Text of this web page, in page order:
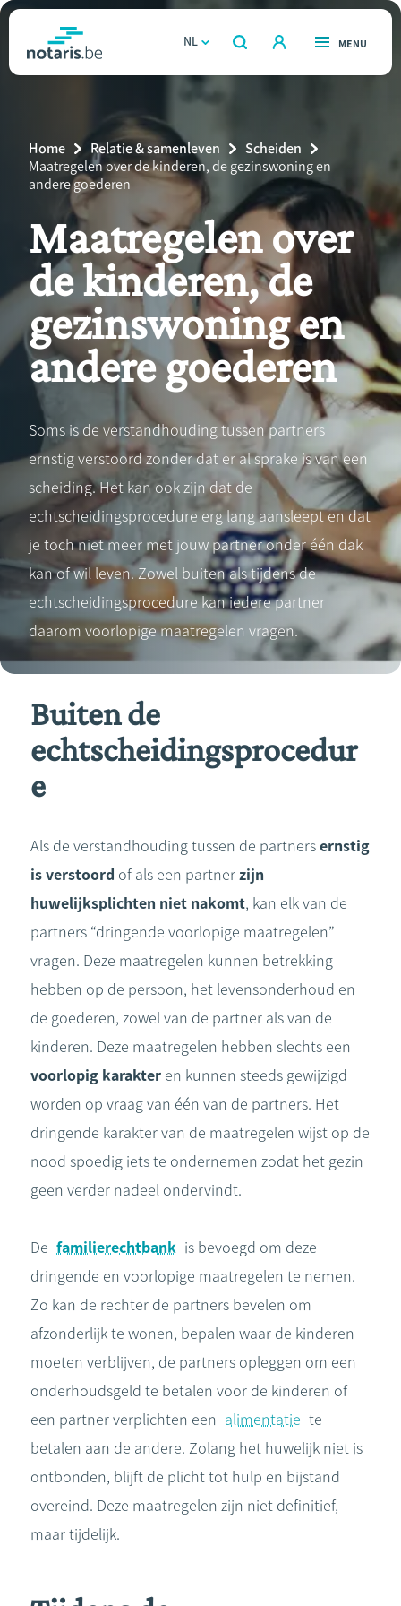
Overslaan
naar
gaan
notaris.behomepage
NL
OPEN
ZOEKEN
OPEN
MENU
Relatie & samenleven
Erven & schenken
Ondernemen
Over de notaris
Rekenmodules
Breadcrumb
Home Relatie & samenleven
Scheiden
Current
Page:
Maatregelen over de kinderen, de gezinswoning en
andere goederen
Maatregelen over
de kinderen, de
gezinswoning en
andere goederen
Soms is de verstandhouding tussen partners
ernstig verstoord zonder dat er al sprake is van een
scheiding. Het kan ook zijn dat de
echtscheidingsprocedure erg lang aansleept en dat
je toch niet meer met jouw partner onder één dak
kan of wil leven. Zowel buiten als tijdens de
echtscheidingsprocedure kan iedere partner
daarom voorlopige maatregelen vragen.
Buiten de
echtscheidingsprocedur
e
Als de verstandhouding tussen de partnersernstig
is verstoord of als een partnerzijn
huwelijksplichten niet nakomt, kan elk van de
partners “dringende voorlopige maatregelen”
vragen. Deze maatregelen kunnen betrekking
hebben op de persoon, het levensonderhoud en
de goederen, zowel van de partner als van de
kinderen. Deze maatregelen hebben slechts een
voorlopig karakter en kunnen steeds gewijzigd
worden op vraag van één van de partners. Het
dringende karakter van de maatregelen wijst op de
nood spoedig iets te ondernemen zodat het gezin
geen verder nadeel ondervindt.
De familierechtbank is bevoegd om deze
dringende en voorlopige maatregelen te nemen.
Zo kan de rechter de partners bevelen om
afzonderlijk te wonen, bepalen waar de kinderen
moeten verblijven, de partners opleggen om een
onderhoudsgeld te betalen voor de kinderen of
een partner verplichten een alimentatie te
betalen aan de andere. Zolang het huwelijk niet is
ontbonden, blijft de plicht tot hulp en bijstand
overeind. Deze maatregelen zijn niet definitief,
maar tijdelijk.